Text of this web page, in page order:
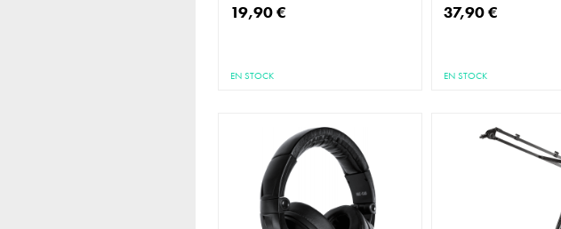
19,90 €
EN STOCK
37,90 €
EN STOCK